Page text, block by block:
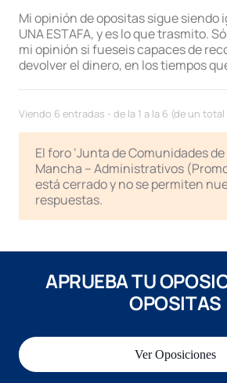
Mi opinión de opositas sigue siendo
UNA ESTAFA, y es lo que trasmito.
mi opinión si fueseis capaces de
devolver el dinero, en los tiempos
Viendo 6 entradas - de la 1 a la 6 (de un total
El foro ‘Junta de Comunidades
Mancha – Administrativos
está cerrado y no se permiten
respuestas.
APRUEBA TU
OPOSITAS
Ver Oposiciones